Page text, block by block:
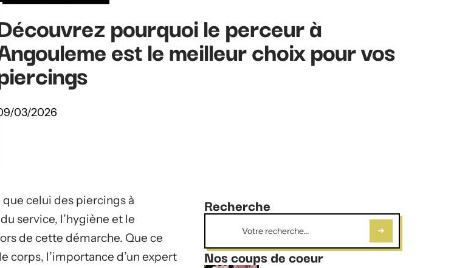
pourquoi le perceur à
est le meilleur choix pour vos
03/2026
celui des piercings à
service, l’hygiène et le
de cette démarche. Que ce
corps, l’importance d’un expert
Recherche
Nos coups de coeur